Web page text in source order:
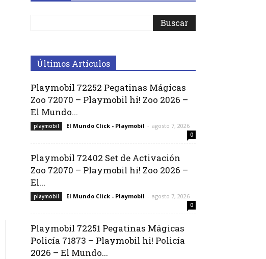
Últimos Artículos
Playmobil 72252 Pegatinas Mágicas
Zoo 72070 – Playmobil hi! Zoo 2026 –
El Mundo...
playmobil El Mundo Click - Playmobil - agosto 7, 2026
0
Playmobil 72402 Set de Activación
Zoo 72070 – Playmobil hi! Zoo 2026 –
El...
playmobil El Mundo Click - Playmobil - agosto 7, 2026
0
Playmobil 72251 Pegatinas Mágicas
Policía 71873 – Playmobil hi! Policía
2026 – El Mundo...